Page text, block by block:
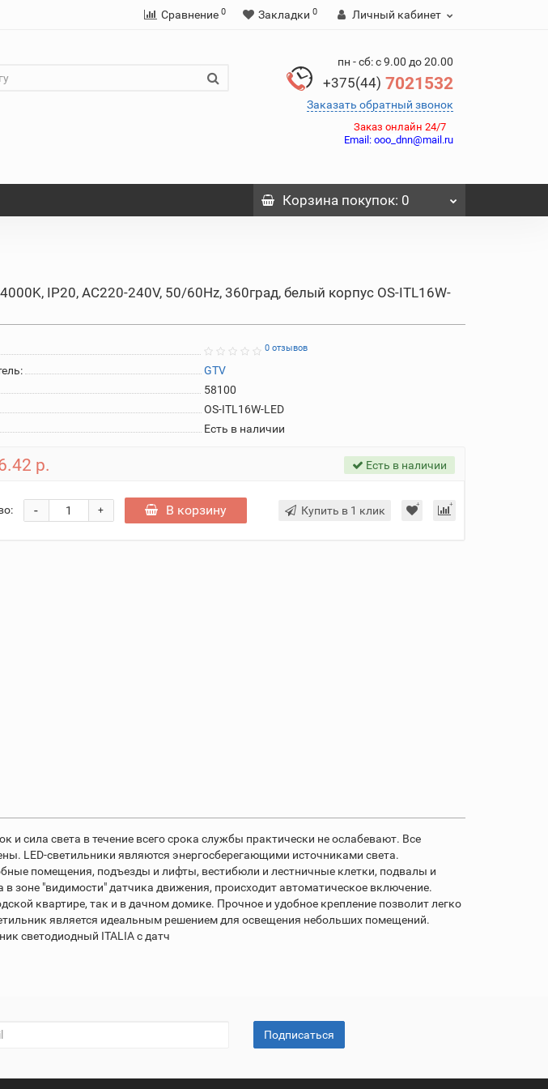
Сравнение 0 Закладки 0 Личный кабинет
пн - сб: с 9.00 до 20.00
+375(44) 7021532
Заказать обратный звонок
Заказ онлайн 24/7
Email: ooo_dnn@mail.ru
Корзинапокупок: 0
IP20, AC220-240V, 50/60Hz, 360град, белый корпус OS-ITL16W-
0 отзывов
GTV
58100
OS-ITL16W-LED
Есть в наличии
р. Есть в наличии
+
- В корзину Купить в 1 клик
сила света в течение всего срока службы практически не ослабевают. Все
LED-светильники являются энергосберегающими источниками света.
помещения, подъезды и лифты, вестибюли и лестничные клетки, подвалы и
"видимости" датчика движения, происходит автоматическое включение.
квартире, так и в дачном домике. Прочное и удобное крепление позволит легко
является идеальным решением для освещения небольших помещений.
светодиодный ITALIA с датч
Подписаться